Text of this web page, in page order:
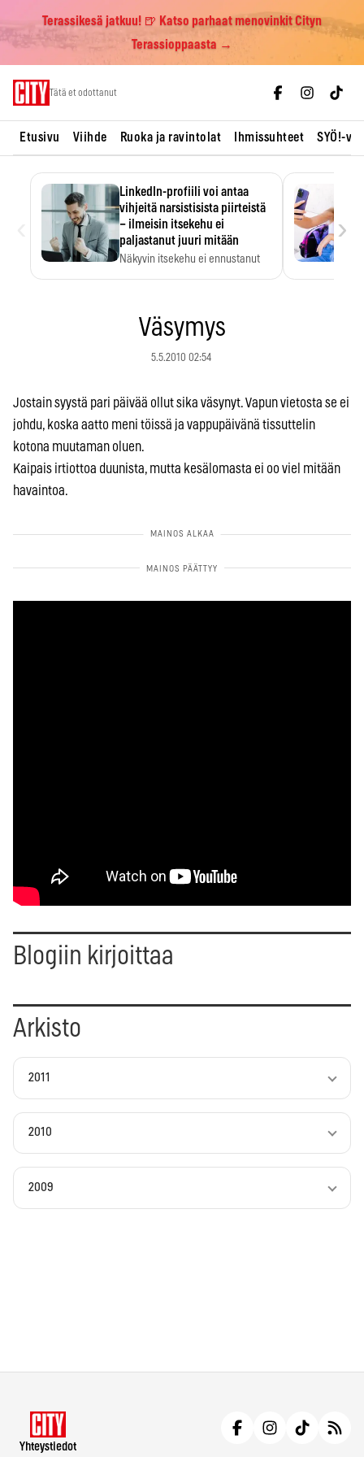
Terassikesä jatkuu! 🍺 Katso parhaat menovinkit Cityn
Terassioppaasta →
Tätä et odottanut
Etusivu Viihde Ruoka ja ravintolat Ihmissuhteet SYÖ!-
LinkedIn-profiili voi antaa
vihjeitä narsistisista piirteistä
– ilmeisin itsekehu ei
paljastanut juuri mitään
Näkyvin itsekehu ei ennustanut
›
Väsymys
5.5.2010 02:54
Jostain syystä pari päivää ollut sika väsynyt. Vapun vietosta se ei
johdu, koska aatto meni töissä ja vappupäivänä tissuttelin
kotona muutaman oluen.
Kaipais irtiottoa duunista, mutta kesälomasta ei oo viel mitään
havaintoa.
Blogiin kirjoittaa
Arkisto
2011
2010
2009
Yhteystiedot